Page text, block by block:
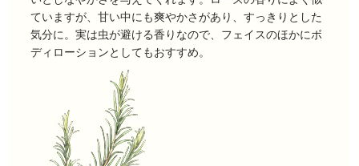
ていますが、甘い中にも爽やかさがあり、すっきりとした
気分に。実は虫が避ける香りなので、フェイスのほかにボ
ディローションとしてもおすすめ。